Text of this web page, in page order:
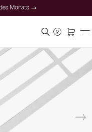
Monats →